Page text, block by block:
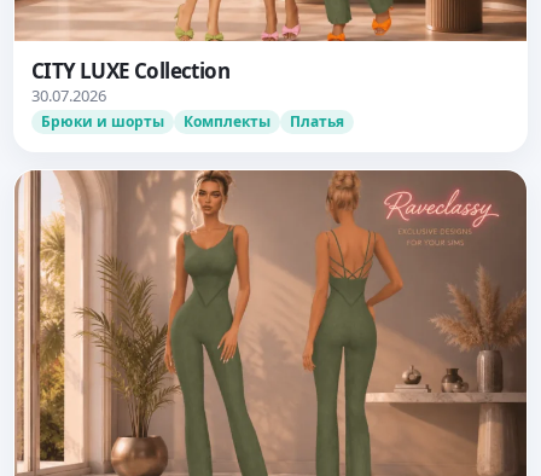
CITY LUXE Collection
30.07.2026
Брюки и шорты Комплекты Платья